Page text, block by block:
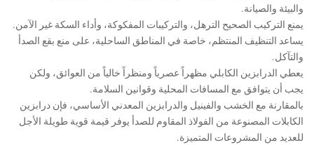
والبيئة والصيانة.
يمنع التركيب الصحيح الترهل، والتركيبات المفكوكة، وأداء السكة غير الآمن.
يساعد التنظيف المنتظم، خاصة في المناطق الساحلية، على منع بقع الصدأ
والتآكل.
يعطي الدرابزين الكابلي مظهراً عصرياً ومنظراً خالياً من العوائق، ولكن
يجب أن يتوافق مع المسافات المحلية وقوانين السلامة.
بالمقارنة مع الخشب والفينيل والدرابزين المعدني الأساسي، فإن درابزين
الكابلات المصنوعة من الفولاذ المقاوم للصدأ يوفر قيمة قوية طويلة الأجل
للعديد من المشروعات المتميزة.